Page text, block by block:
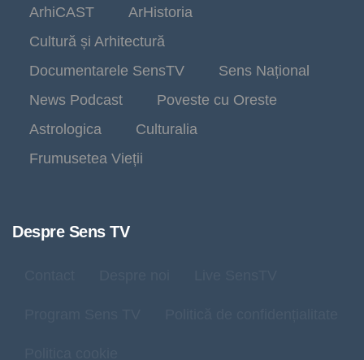
ArhiCAST
ArHistoria
Cultură și Arhitectură
Documentarele SensTV
Sens Național
News Podcast
Poveste cu Oreste
Astrologica
Culturalia
Frumusetea Vieții
Despre Sens TV